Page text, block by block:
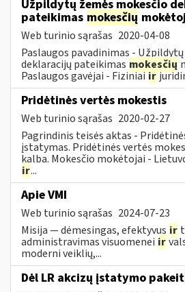
Užpildytų žemės mokesčio
pateikimas mokesčių
Web turinio sąrašas 2020-04-08
Paslaugos pavadinimas -
deklaracijų pateikimas mokesčių
Paslaugos gavėjai - Fiziniaiir
Pridėtinės vertės mokestis
Web turinio sąrašas 2020-02-27
Pagrindinis teisės aktas -
įstatymas. Pridėtinės vertės
kalba. Mokesčio mokėtojai -
ir...
Apie VMI
Web turinio sąrašas 2024-07-23
Misija — dėmesingas, efektyvus ir
administravimas visuomenei ir
moderni veiklių,...
Dėl LR akcizų įstatymo